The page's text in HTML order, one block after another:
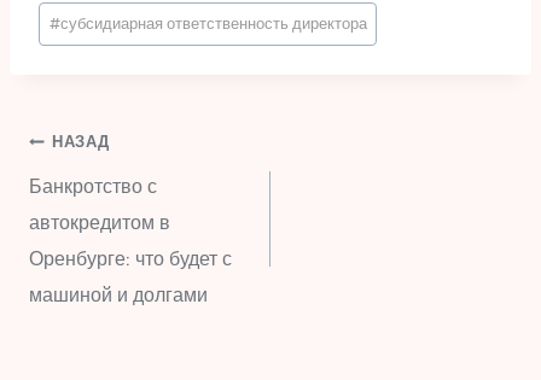
#субсидиарная ответственность директора
Навигация
по
записям
НАЗАД
Банкротство с
автокредитом в
Оренбурге: что будет с
машиной и долгами